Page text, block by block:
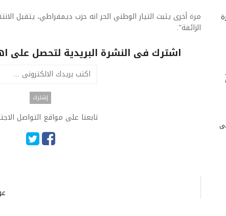
مرة أخرى يثبت التيار الوطني الحر انه حزب ديمقراطي، يتقبل
الزائفة”.
اشترك فى النشرة البريدية لتحصل على
تابعنا على مواقع التواصل